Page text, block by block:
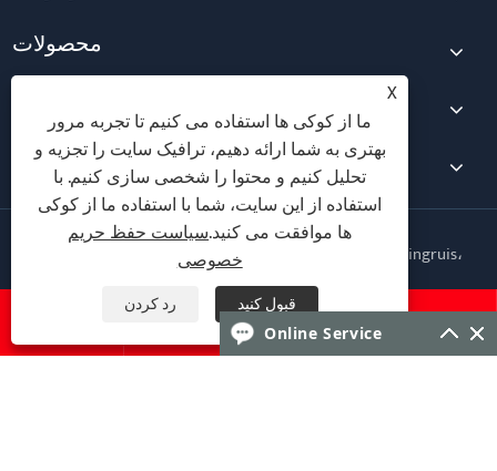
محصولات
با ما تماس بگیرید
حق چاپ © 2026 شرکت فناوری تناسب اندام Qingdao Yingruis،
Follow Us
X
ما از کوکی ها استفاده می کنیم تا تجربه مرور
بهتری به شما ارائه دهیم، ترافیک سایت را تجزیه و
تحلیل کنیم و محتوا را شخصی سازی کنیم. با
استفاده از این سایت، شما با استفاده ما از کوکی
ها موافقت می کنید.سیاست حفظ حریم
خصوصی
رد کردن قبول کنید
Online Service